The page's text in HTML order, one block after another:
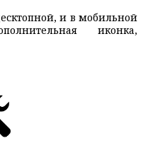
и в мобильной
иконка,